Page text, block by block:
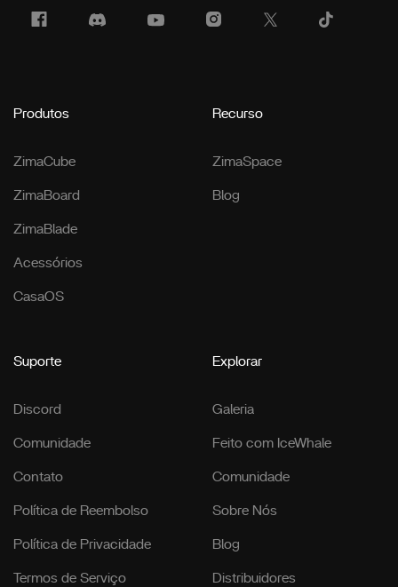
Produtos
ZimaCube
ZimaBoard
ZimaBlade
Acessórios
CasaOS
Recurso
ZimaSpace
Blog
Suporte
Discord
Comunidade
Contato
Política de Reembolso
Política de Privacidade
Termos de Serviço
Explorar
Galeria
Feito com IceWhale
Comunidade
Sobre Nós
Blog
Distribuidores